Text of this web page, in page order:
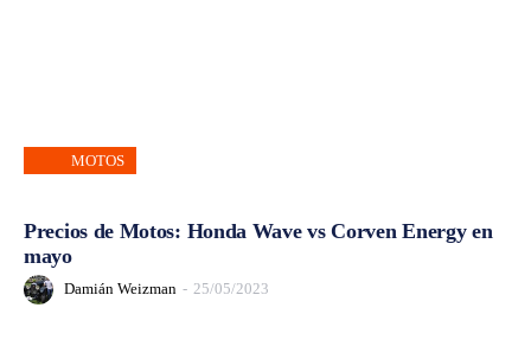
MOTOS
Precios de Motos: Honda Wave vs Corven Energy en
mayo
Damián Weizman - 25/05/2023